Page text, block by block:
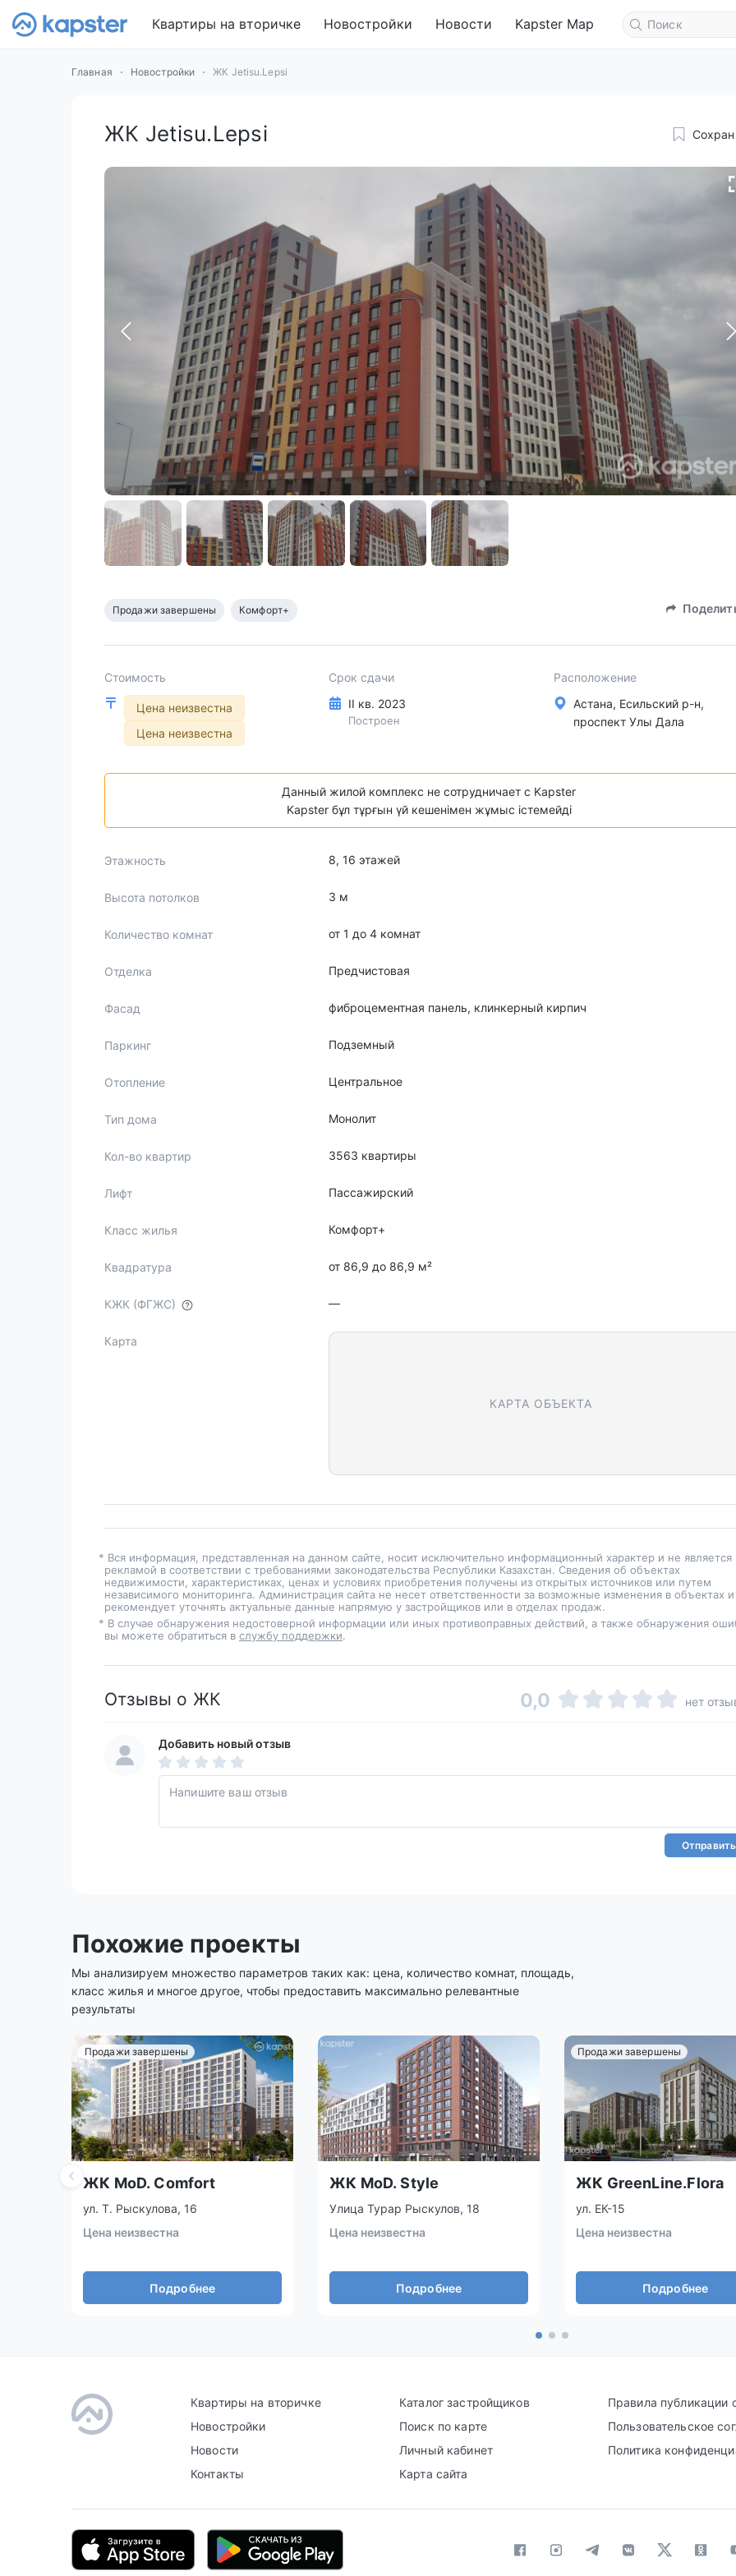
Квартиры на вторичке Новостройки Новости Kapster Map
Главная Новостройки ЖК Jetisu.Lepsi
ЖК Jetisu.Lepsi
Продажи завершены Комфорт+
Стоимость
Цена неизвестна
Цена неизвестна
Срок сдачи
II кв. 2023
Построен
Расположение
Астана, Есильский р-н,
проспект Улы Дала
Данный жилой комплекс не сотрудничает с Kapster
Kapster бұл тұрғын үй кешенімен жұмыс істемейді
Этажность 8, 16 этажей
Высота потолков 3 м
Количество комнат от 1 до 4 комнат
Отделка Предчистовая
Фасад фиброцементная панель, клинкерный кирпич
Паркинг Подземный
Отопление Центральное
Тип дома Монолит
Кол-во квартир 3563 квартиры
Лифт Пассажирский
Класс жилья Комфорт+
Квадратура от 86,9 до 86,9 м²
КЖК (ФГЖС) —
Карта
КАРТА ОБЪЕКТА
* Вся информация, представленная на данном сайте, носит исключительно информационный характер и не является
рекламой в соответствии с требованиями законодательства Республики Казахстан. Сведения об объектах
недвижимости, характеристиках, ценах и условиях приобретения получены из открытых источников или путем
независимого мониторинга. Администрация сайта не несет ответственности за возможные изменения в объектах и
рекомендует уточнять актуальные данные напрямую у застройщиков или в отделах продаж.
* В случае обнаружения недостоверной информации или иных противоправных действий, а также обнаружения
вы можете обратиться в службу поддержки.
Отзывы о ЖК 0,0 нет
Добавить новый отзыв
Отправить
Похожие проекты
Мы анализируем множество параметров таких как: цена, количество комнат, площадь,
класс жилья и многое другое, чтобы предоставить максимально релевантные
результаты
Продажи завершены
ЖК MoD. Comfort
ул. Т. Рыскулова, 16
Цена неизвестна
Подробнее
ЖК MoD. Style
Улица Турар Рыскулов, 18
Цена неизвестна
Подробнее
Продажи завершены
ЖК GreenLine.Flora
ул. ЕК-15
Цена неизвестна
Подробнее
Квартиры на вторичке
Новостройки
Новости
Контакты
Каталог застройщиков
Поиск по карте
Личный кабинет
Карта сайта
Правила публикации
Пользовательское
Политика